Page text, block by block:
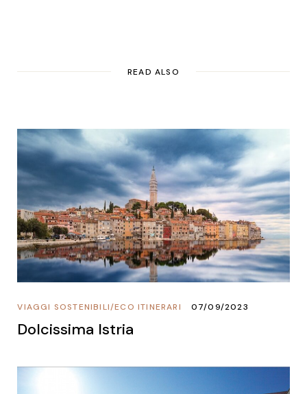
READ ALSO
ECO ITINERARI
/
VIAGGI SOSTENIBILI 07/09/2023
Dolcissima Istria